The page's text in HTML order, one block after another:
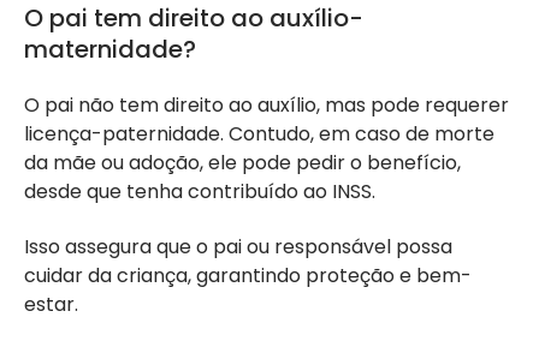
O pai tem direito ao auxílio-
maternidade?
O pai não tem direito ao auxílio, mas pode requerer
licença-paternidade. Contudo, em caso de morte
da mãe ou adoção, ele pode pedir o benefício,
desde que tenha contribuído ao INSS.
Isso assegura que o pai ou responsável possa
cuidar da criança, garantindo proteção e bem-
estar.